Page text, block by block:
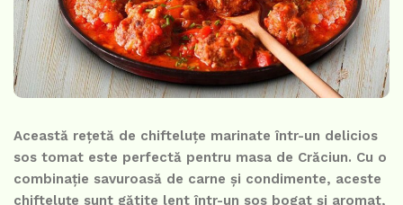
Această rețetă de chifteluțe marinate într-un delicios
sos tomat este perfectă pentru masa de Crăciun. Cu o
combinație savuroasă de carne și condimente, aceste
chifteluțe sunt gătite lent într-un sos bogat și aromat,